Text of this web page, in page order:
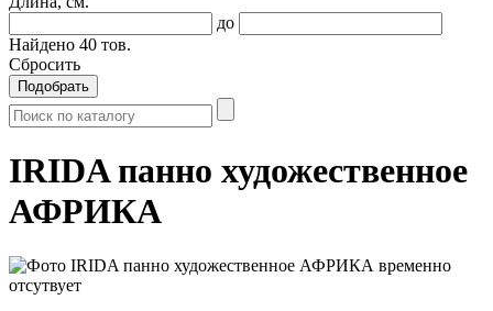
до
Найдено 40 тов.
Сбросить
Подобрать
IRIDA панно художественное
АФРИКА